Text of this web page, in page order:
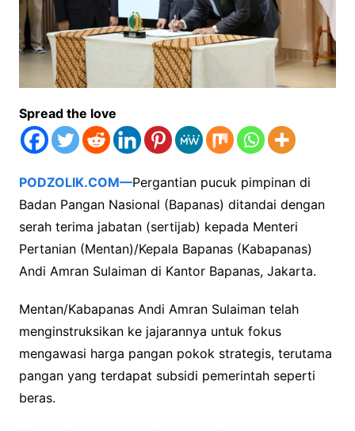
Spread the love
PODZOLIK.COM—Pergantian pucuk pimpinan di
Badan Pangan Nasional (Bapanas) ditandai dengan
serah terima jabatan (sertijab) kepada Menteri
Pertanian (Mentan)/Kepala Bapanas (Kabapanas)
Andi Amran Sulaiman di Kantor Bapanas, Jakarta.
Mentan/Kabapanas Andi Amran Sulaiman telah
menginstruksikan ke jajarannya untuk fokus
mengawasi harga pangan pokok strategis, terutama
pangan yang terdapat subsidi pemerintah seperti
beras.